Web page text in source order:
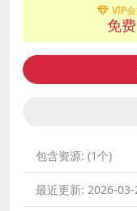
VIP
免费
包含资源: (1个)
最近更新: 2026-